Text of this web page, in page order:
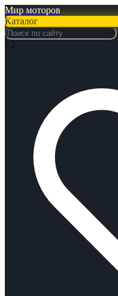
Мир моторов
Каталог